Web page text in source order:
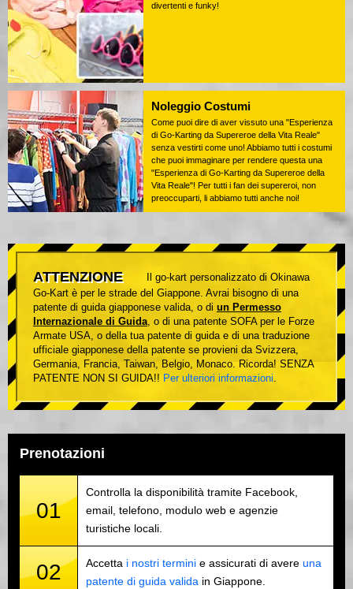
divertenti e funky!
Noleggio Costumi
Come puoi dire di aver vissuto una "Esperienza
di Go-Karting da Supereroe della Vita Reale"
senza vestirti come uno! Abbiamo tutti i costumi
che puoi immaginare per rendere questa una
"Esperienza di Go-Karting da Supereroe della
Vita Reale"! Per tutti i fan dei supereroi, non
preoccuparti, li abbiamo tutti anche noi!
ATTENZIONE
Il go-kart personalizzato di Okinawa
Go-Kart è per le strade del Giappone. Avrai bisogno di una
patente di guida giapponese valida, o di un Permesso
Internazionale di Guida, o di una patente SOFA per le Forze
Armate USA, o della tua patente di guida e di una traduzione
ufficiale giapponese della patente se provieni da Svizzera,
Germania, Francia, Taiwan, Belgio, Monaco. Ricorda! SENZA
PATENTE NON SI GUIDA!! Per ulteriori informazioni.
Prenotazioni
01
Controlla la disponibilità tramite Facebook,
email, telefono, modulo web e agenzie
turistiche locali.
02 Accetta i nostri termini e assicurati di avere una
patente di guida valida in Giappone.